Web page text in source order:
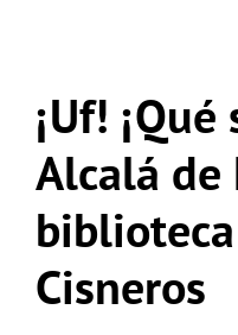
¡Uf!
Alcalá de
Cisneros